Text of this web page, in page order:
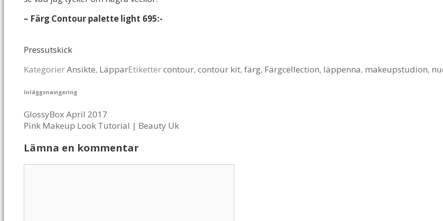
– Färg Contour palette light 695:-
Pressutskick
KategorierAnsikte, LäpparEtikettercontour, contour kit, färg, Färgcellection, läppenna, makeupstudion,
Inläggsnavigering
GlossyBox April 2017
Pink Makeup Look Tutorial | Beauty Uk
Lämna en kommentar